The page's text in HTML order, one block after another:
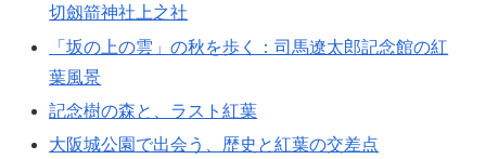
切劔箭神社上之社
「坂の上の雲」の秋を歩く：司馬遼太郎記念館の紅
葉風景
記念樹の森と、ラスト紅葉
大阪城公園で出会う、歴史と紅葉の交差点